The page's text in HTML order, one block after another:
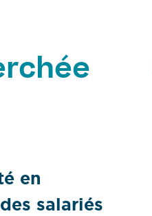
en
salariés